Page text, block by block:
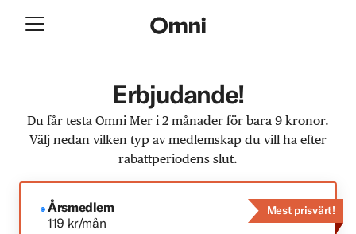
Erbjudande!
Du får testa Omni Mer i 2 månader för bara 9 kronor.
Välj nedan vilken typ av medlemskap du vill ha efter
rabattperiodens slut.
Årsmedlem
119 kr/mån
Mest prisvärt!